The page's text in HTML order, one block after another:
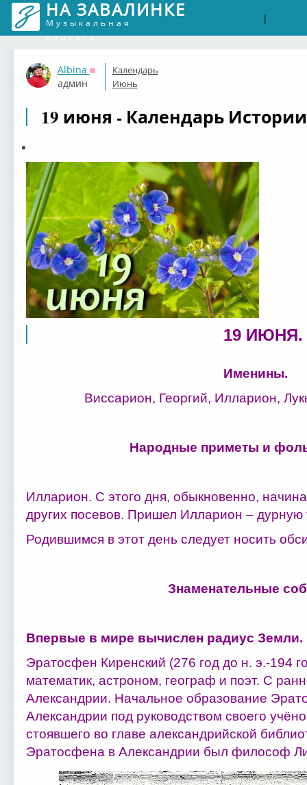
НА ЗАВАЛИНКЕ
Музыкальная
соцсеть
|
Albina
Оффлайн
админ
Календарь
Июнь
19 июня - Календарь
19 ИЮНЯ.
Именины.
Виссарион, Георгий, Илларион,
Народные приметы и
Илларион. С этого дня, обыкновенно,
других посевов. Пришел Илларион – дурную
Родившимся в этот день следует носить
Знаменательные
Впервые в мире вычислен радиус Земли.
Эратосфен Киренский (276 год до н. э.-194
математик, астроном, географ и поэт. С
Александрии. Начальное образование
Александрии под руководством своего
стоявшего во главе александрийской
Эратосфена в Александрии был философ